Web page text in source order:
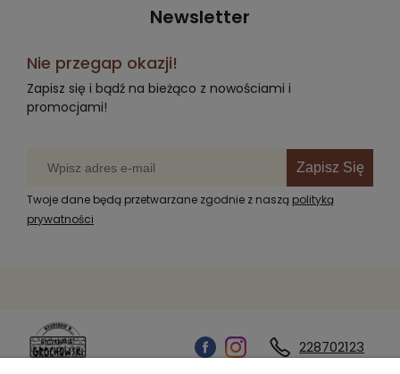
Newsletter
Nie przegap okazji!
Zapisz się i bądź na bieżąco z nowościami i
promocjami!
Zapisz Się
Twoje dane będą przetwarzane zgodnie z naszą polityką
prywatności
228702123